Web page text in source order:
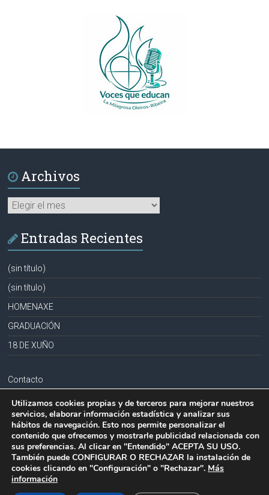
Archivos
Archivos
Entradas Recientes
(sin título)
(sin título)
HOMENAXE
GRADUACIÓN
18 DE XUÑO
Contacto
Aviso legal
Política de privacidad
Política de cookies
Copyright © 2026
Utilizamos cookies propias y de terceros para mejorar nuestros
servicios, elaborar información estadística y analizar sus
hábitos de navegación. Esto nos permite personalizar el
contenido que ofrecemos y mostrarle publicidad relacionada con
sus preferencias. Al clicar en "Entendido" ACEPTA SU USO.
También puede CONFIGURAR O RECHAZAR la instalación de
cookies clicando en "Configuración" o "Rechazar". Más
información